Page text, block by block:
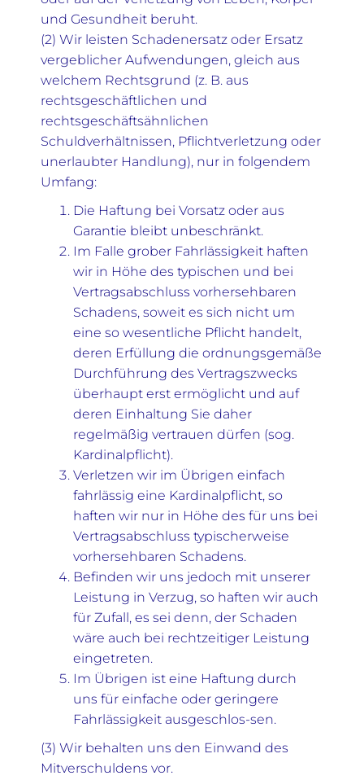
und Gesundheit beruht.
(2) Wir leisten Schadenersatz oder Ersatz
vergeblicher Aufwendungen, gleich aus
welchem Rechtsgrund (z. B. aus
rechtsgeschäftlichen und
rechtsgeschäftsähnlichen
Schuldverhältnissen, Pflichtverletzung oder
unerlaubter Handlung), nur in folgendem
Umfang:
Die Haftung bei Vorsatz oder aus
Garantie bleibt unbeschränkt.
Im Falle grober Fahrlässigkeit haften
wir in Höhe des typischen und bei
Vertragsabschluss vorhersehbaren
Schadens, soweit es sich nicht um
eine so wesentliche Pflicht handelt,
deren Erfüllung die ordnungsgemäße
Durchführung des Vertragszwecks
überhaupt erst ermöglicht und auf
deren Einhaltung Sie daher
regelmäßig vertrauen dürfen (sog.
Kardinalpflicht).
Verletzen wir im Übrigen einfach
fahrlässig eine Kardinalpflicht, so
haften wir nur in Höhe des für uns bei
Vertragsabschluss typischerweise
vorhersehbaren Schadens.
Befinden wir uns jedoch mit unserer
Leistung in Verzug, so haften wir auch
für Zufall, es sei denn, der Schaden
wäre auch bei rechtzeitiger Leistung
eingetreten.
Im Übrigen ist eine Haftung durch
uns für einfache oder geringere
Fahrlässigkeit ausgeschlos-sen.
(3) Wir behalten uns den Einwand des
Mitverschuldens vor.